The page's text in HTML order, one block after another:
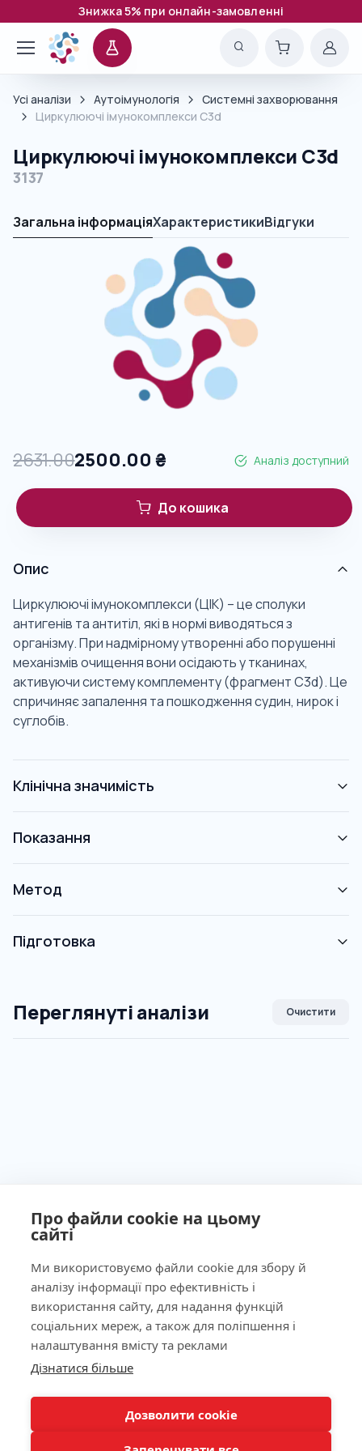
Про файли cookie на цьому
сайті
Ми використовуємо файли cookie для збору й
аналізу інформації про ефективність і
використання сайту, для надання функцій
соціальних мереж, а також для поліпшення і
налаштування вмісту та реклами
Дізнатися більше
Дозволити cookie
Знижка 5% при онлайн-замовленні
Усі аналізи Аутоімунологія
Системні захворювання
Циркулюючі імунокомплекси C3d
Циркулюючі імунокомплекси C3d
3137
Загальна інформаціяХарактеристикиВідгуки
2631.002500.00 ₴ Аналіз доступний
До кошика
Опис
Циркулюючі імунокомплекси (ЦІК) – це сполуки
антигенів та антитіл, які в нормі виводяться з
організму. При надмірному утворенні або порушенні
механізмів очищення вони осідають у тканинах,
активуючи систему комплементу (фрагмент C3d). Це
спричиняє запалення та пошкодження судин, нирок і
суглобів.
Клінічна значимість
Показання
Метод
Підготовка
Переглянуті аналізи Очистити
Ліцензія МОЗ України №603260 від 23.09.2011
Наша адреса
КНОПКА